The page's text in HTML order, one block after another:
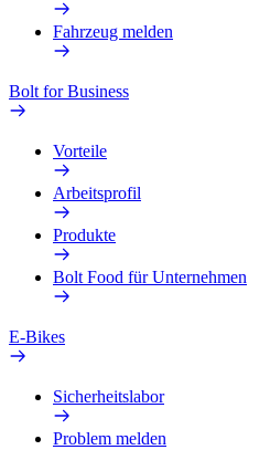
Fahrzeug melden
Bolt for Business
Vorteile
Arbeitsprofil
Produkte
Bolt Food für Unternehmen
E-Bikes
Sicherheitslabor
Problem melden